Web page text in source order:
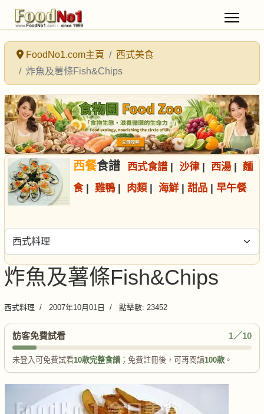
FoodNo1.com主頁
西式美食
炸魚及薯條Fish&Chips
西餐食譜 西式食譜| 沙律| 西湯| 麵
食| 雞鴨| 肉類 | 海鮮| 甜品 | 早午餐
選擇食譜分類
炸魚及薯條Fish&Chips
西式料理 2007年10月01日 點擊數: 23452
訪客免費試看 1／10
未登入可免費試看10款完整食譜 ；免費註冊後，可再閱讀100款 。